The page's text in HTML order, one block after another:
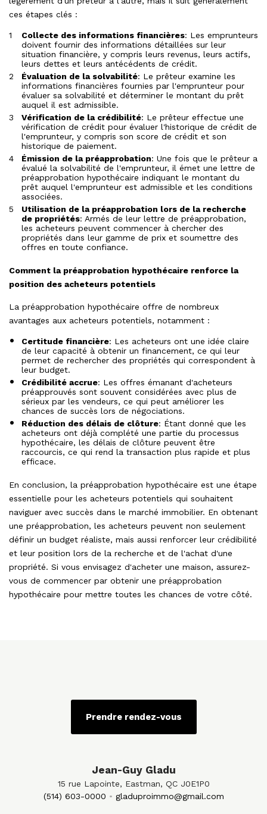
ces étapes clés :
Collecte des informations financières: Les emprunteurs
doivent fournir des informations détaillées sur leur
situation financière, y compris leurs revenus, leurs actifs,
leurs dettes et leurs antécédents de crédit.
Évaluation de la solvabilité: Le prêteur examine les
informations financières fournies par l'emprunteur pour
évaluer sa solvabilité et déterminer le montant du prêt
auquel il est admissible.
Vérification de la crédibilité: Le prêteur effectue une
vérification de crédit pour évaluer l'historique de crédit de
l'emprunteur, y compris son score de crédit et son
historique de paiement.
Émission de la préapprobation: Une fois que le prêteur a
évalué la solvabilité de l'emprunteur, il émet une lettre de
préapprobation hypothécaire indiquant le montant du
prêt auquel l'emprunteur est admissible et les conditions
associées.
Utilisation de la préapprobation lors de la recherche
de propriétés: Armés de leur lettre de préapprobation,
les acheteurs peuvent commencer à chercher des
propriétés dans leur gamme de prix et soumettre des
offres en toute confiance.
Comment la préapprobation hypothécaire renforce la
position des acheteurs potentiels
La préapprobation hypothécaire offre de nombreux
avantages aux acheteurs potentiels, notamment :
Certitude financière: Les acheteurs ont une idée claire
de leur capacité à obtenir un financement, ce qui leur
permet de rechercher des propriétés qui correspondent à
leur budget.
Crédibilité accrue: Les offres émanant d'acheteurs
préapprouvés sont souvent considérées avec plus de
sérieux par les vendeurs, ce qui peut améliorer les
chances de succès lors de négociations.
Réduction des délais de clôture: Étant donné que les
acheteurs ont déjà complété une partie du processus
hypothécaire, les délais de clôture peuvent être
raccourcis, ce qui rend la transaction plus rapide et plus
efficace.
En conclusion, la préapprobation hypothécaire est une étape
essentielle pour les acheteurs potentiels qui souhaitent
naviguer avec succès dans le marché immobilier. En obtenant
une préapprobation, les acheteurs peuvent non seulement
définir un budget réaliste, mais aussi renforcer leur crédibilité
et leur position lors de la recherche et de l'achat d'une
propriété. Si vous envisagez d'acheter une maison, assurez-
vous de commencer par obtenir une préapprobation
hypothécaire pour mettre toutes les chances de votre côté.
Prendre rendez-vous
Jean-Guy Gladu
15 rue Lapointe, Eastman, QC J0E1P0
(514) 603-0000
gladuproimmo@gmail.com